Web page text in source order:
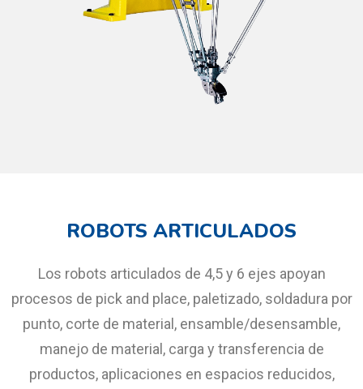
ROBOTS ARTICULADOS
Los robots articulados de 4,5 y 6 ejes apoyan
procesos de pick and place, paletizado, soldadura por
punto, corte de material, ensamble/desensamble,
manejo de material, carga y transferencia de
productos, aplicaciones en espacios reducidos,